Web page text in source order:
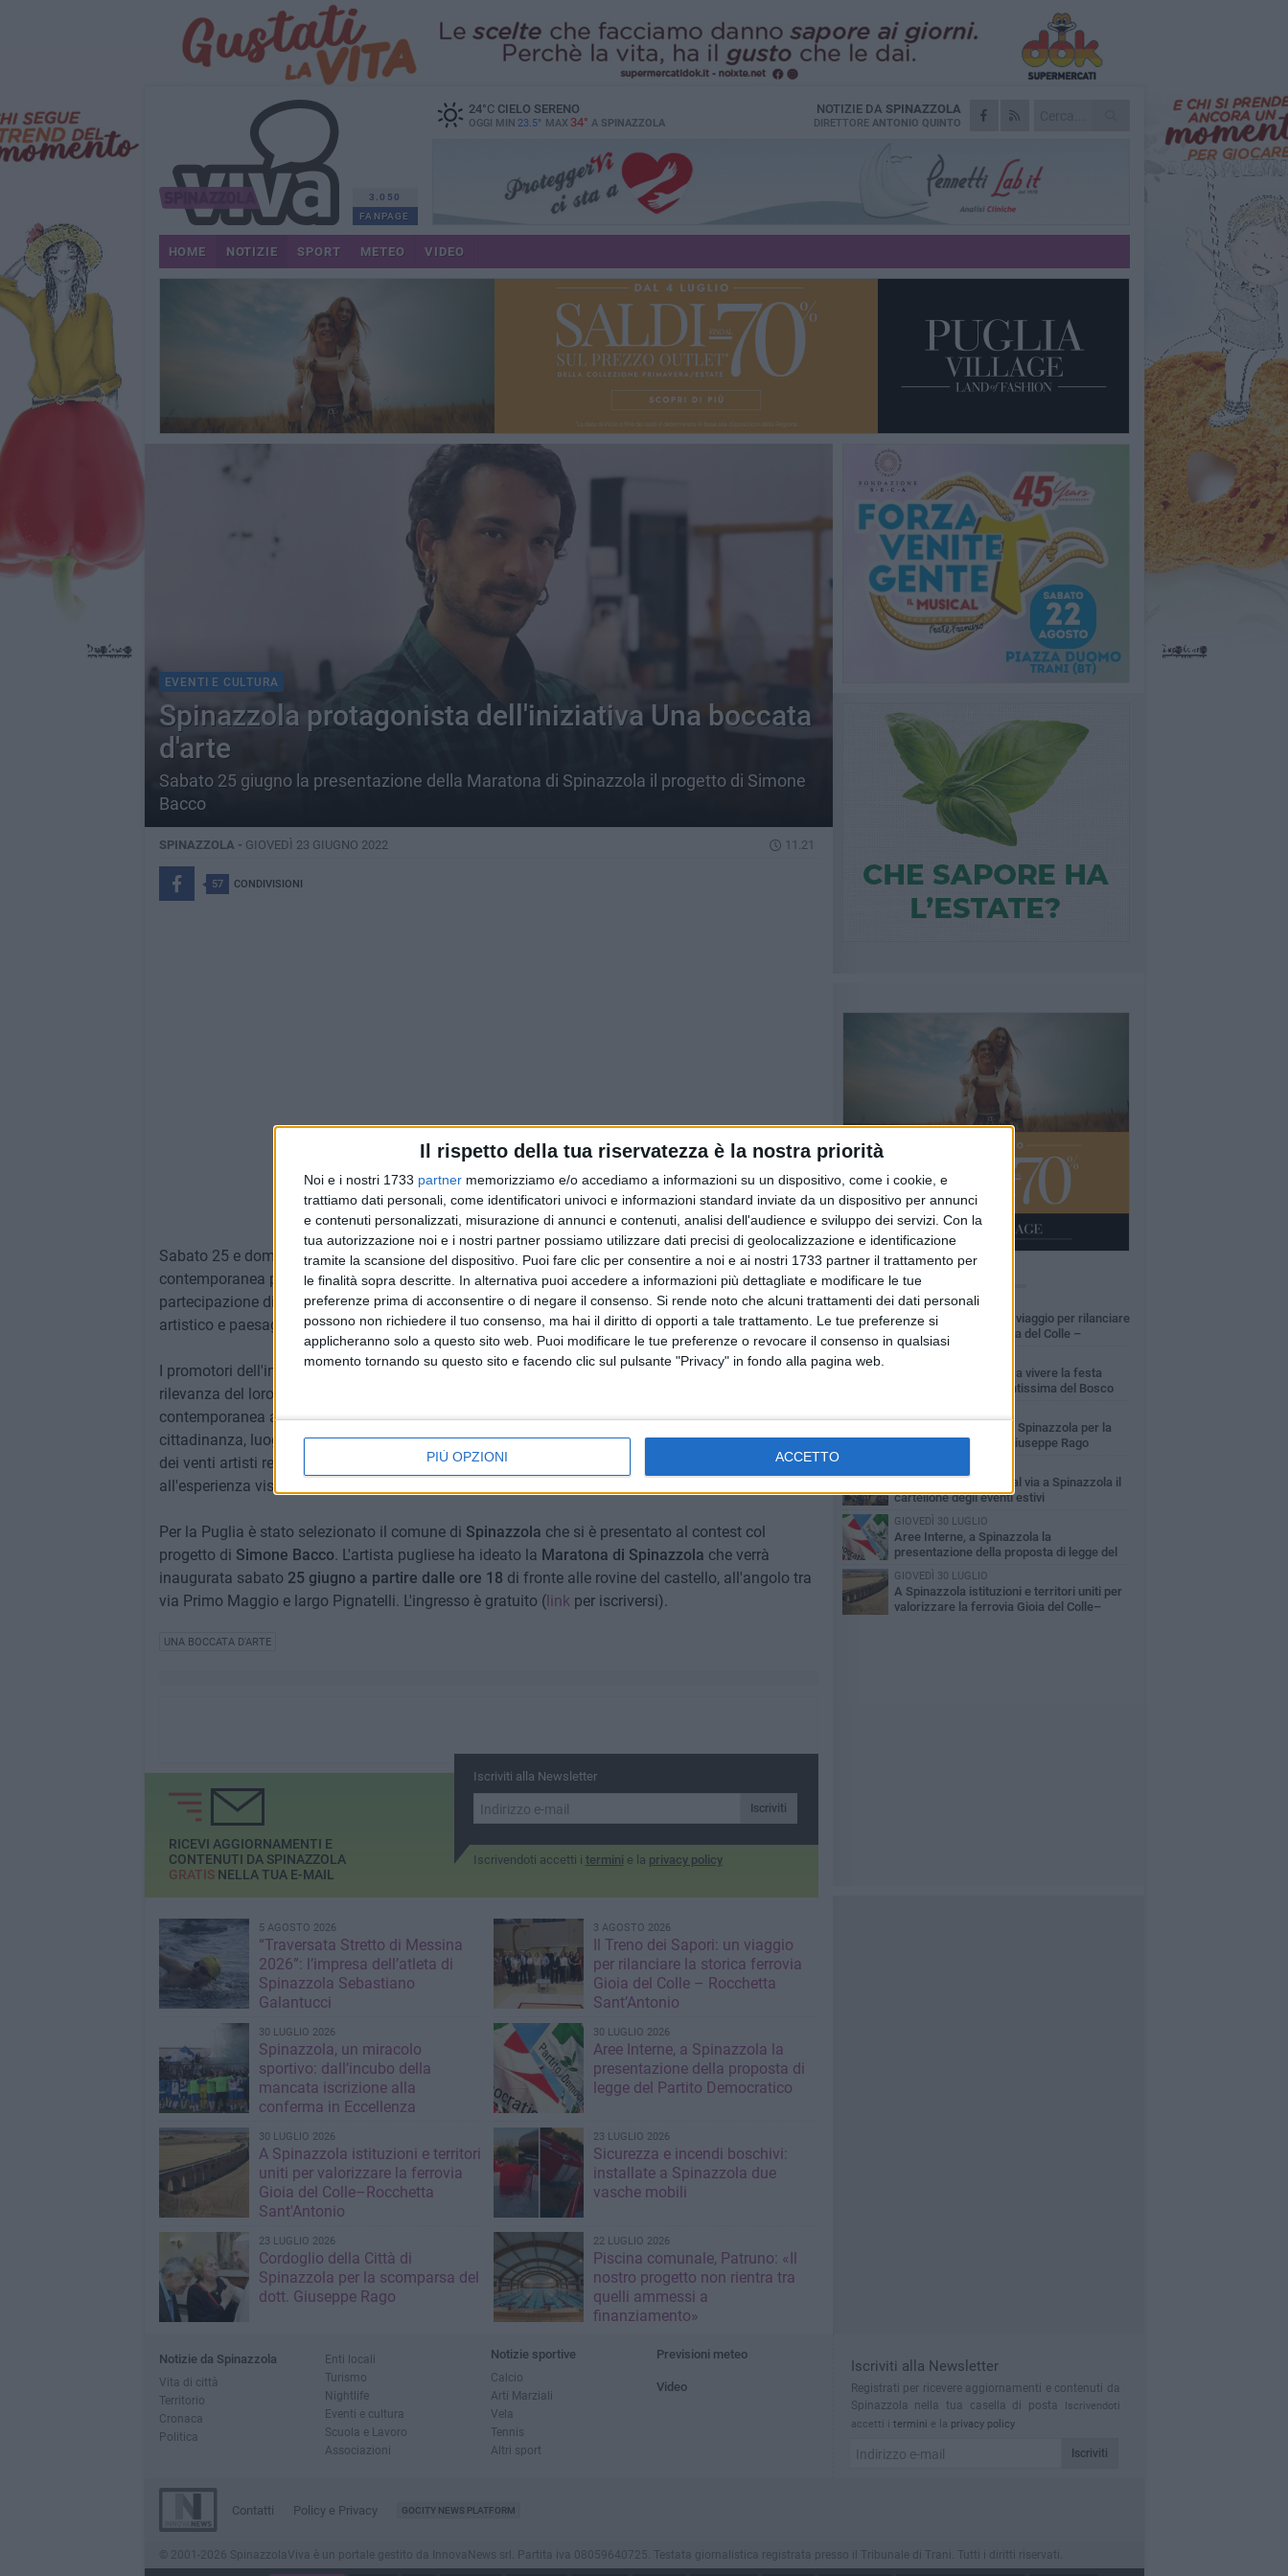
Il rispetto della tua riservatezza è la nostra priorità
Noi e i nostri 1733 partner memorizziamo e/o accediamo a informazioni su un dispositivo, come i cookie, e
trattiamo dati personali, come identificatori univoci e informazioni standard inviate da un dispositivo per annunci
e contenuti personalizzati, misurazione di annunci e contenuti, analisi dell'audience e sviluppo dei servizi. Con la
tua autorizzazione noi e i nostri partner possiamo utilizzare dati precisi di geolocalizzazione e identificazione
tramite la scansione del dispositivo. Puoi fare clic per consentire a noi e ai nostri 1733 partner il trattamento per
le finalità sopra descritte. In alternativa puoi accedere a informazioni più dettagliate e modificare le tue
preferenze prima di acconsentire o di negare il consenso. Si rende noto che alcuni trattamenti dei dati personali
possono non richiedere il tuo consenso, ma hai il diritto di opporti a tale trattamento. Le tue preferenze si
applicheranno solo a questo sito web. Puoi modificare le tue preferenze o revocare il consenso in qualsiasi
momento tornando su questo sito e facendo clic sul pulsante "Privacy" in fondo alla pagina web.
PIÙ OPZIONI ACCETTO
3.050
FANPAGE
24°CCIELO SERENO
OGGI MIN 23.5° MAX 34° A SPINAZZOLA
NOTIZIE DA SPINAZZOLA
DIRETTORE ANTONIO QUINTO
HOME NOTIZIE SPORT METEO VIDEO
EVENTI E CULTURA
Spinazzola protagonista dell'iniziativa Una boccata
d'arte
Sabato 25 giugno la presentazione della Maratona di Spinazzola il progetto di Simone
Bacco
SPINAZZOLA - GIOVEDÌ 23 GIUGNO 2022 11.21
57 CONDIVISIONI
Powered by
Sabato 25 e domenica 26 giugno torna l'appuntamento conUna Boccata d'Arte , progetto di arte
contemporanea promosso da Fondazione Elpis in collaborazione con Galleria Continua, con la
partecipazione di Threes Productions, che valorizza l'incontro tra arte e patrimonio storico,
artistico e paesaggistico.
I promotori dell'iniziativa selezionano venti borghi italiani, uno per ogni regione, in base alla
rilevanza del loro patrimonio storico, artististico e paesaggistico, e ciascuno ospita incontri di arte
contemporanea a conclusione di un progetto al centro del quale si pone il dialogo tra artisti,
cittadinanza, luoghi, maestranze e artigiani locali. Dopo questa prima fase di confronto, ciascuno
dei venti artisti restituisce alla comunità un'installazione progettata in relazione al territorio e
all'esperienza vissuta.
Per la Puglia è stato selezionato il comune di Spinazzola che si è presentato al contest col
progetto di Simone Bacco. L'artista pugliese ha ideato la Maratona di Spinazzola che verrà
inaugurata sabato 25 giugno a partire dalle ore 18 di fronte alle rovine del castello, all'angolo tra
via Primo Maggio e largo Pignatelli. L'ingresso è gratuito (linkper iscriversi).
UNA BOCCATA D'ARTE
Iscriviti alla Newsletter
Iscriviti
Iscrivendoti accetti i termini e la privacy policy
RICEVI AGGIORNAMENTI E
CONTENUTI DA SPINAZZOLA
GRATISNELLA TUA E-MAIL
5 AGOSTO 2026
“Traversata Stretto di Messina
2026”: l’impresa dell’atleta di
Spinazzola Sebastiano
Galantucci
3 AGOSTO 2026
Il Treno dei Sapori: un viaggio
per rilanciare la storica ferrovia
Gioia del Colle – Rocchetta
Sant’Antonio
30 LUGLIO 2026
Spinazzola, un miracolo
sportivo: dall’incubo della
mancata iscrizione alla
conferma in Eccellenza
30 LUGLIO 2026
Aree Interne, a Spinazzola la
presentazione della proposta di
legge del Partito Democratico
30 LUGLIO 2026
A Spinazzola istituzioni e territori
uniti per valorizzare la ferrovia
Gioia del Colle–Rocchetta
Sant'Antonio
23 LUGLIO 2026
Sicurezza e incendi boschivi:
installate a Spinazzola due
vasche mobili
23 LUGLIO 2026
Cordoglio della Città di
Spinazzola per la scomparsa del
dott. Giuseppe Rago
22 LUGLIO 2026
Piscina comunale, Patruno: «Il
nostro progetto non rientra tra
quelli ammessi a
finanziamento»
PIÙ LETTI QUESTA SETTIMANA
LUNEDÌ 3 AGOSTO
Il Treno dei Sapori: un viaggio per rilanciare
la storica ferrovia Gioia del Colle –
Rocchetta Sant’Antonio
Spinazzola si prepara a vivere la festa
patronale di Maria Santissima del Bosco
Cordoglio della Città di Spinazzola per la
scomparsa del dott. Giuseppe Rago
Ferie artistiche 2026: al via a Spinazzola il
cartellone degli eventi estivi
GIOVEDÌ 30 LUGLIO
Aree Interne, a Spinazzola la
presentazione della proposta di legge del
Partito Democratico
GIOVEDÌ 30 LUGLIO
A Spinazzola istituzioni e territori uniti per
valorizzare la ferrovia Gioia del Colle–
Notizie da Spinazzola
Vita di città
Territorio
Cronaca
Politica
Enti locali
Turismo
Nightlife
Eventi e cultura
Scuola e Lavoro
Associazioni
Notizie sportive
Calcio
Arti Marziali
Vela
Tennis
Altri sport
Previsioni meteo
Video
Iscriviti alla Newsletter
Registrati per ricevere aggiornamenti e contenuti da
Spinazzola nella tua casella di posta
Iscrivendoti
accetti i termini e la privacy policy
Iscriviti
Contatti Policy e Privacy GOCITY NEWS PLATFORM
© 2001-2026 SpinazzolaViva è un portale gestito da InnovaNews srl. Partita iva 08059640725. Testata giornalistica registrata presso il Tribunale di Trani. Tutti i diritti riservati.